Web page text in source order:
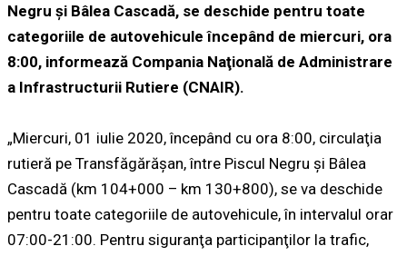
Negru şi Bâlea Cascadă, se deschide pentru toate
categoriile de autovehicule începând de miercuri, ora
8:00, informează Compania Naţională de Administrare
a Infrastructurii Rutiere (CNAIR).
„Miercuri, 01 iulie 2020, începând cu ora 8:00, circulaţia
rutieră pe Transfăgărăşan, între Piscul Negru şi Bâlea
Cascadă (km 104+000 – km 130+800), se va deschide
pentru toate categoriile de autovehicule, în intervalul orar
07:00-21:00. Pentru siguranţa participanţilor la trafic,